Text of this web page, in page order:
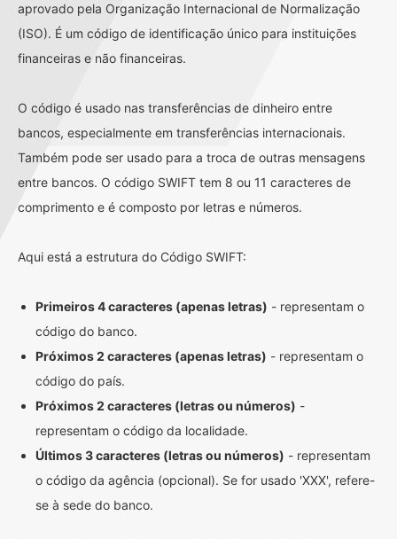
aprovado pela Organização Internacional de Normalização
(ISO). É um código de identificação único para instituições
financeiras e não financeiras.
O código é usado nas transferências de dinheiro entre
bancos, especialmente em transferências internacionais.
Também pode ser usado para a troca de outras mensagens
entre bancos. O código SWIFT tem 8 ou 11 caracteres de
comprimento e é composto por letras e números.
Aqui está a estrutura do Código SWIFT:
Primeiros 4 caracteres (apenas letras) - representam o
código do banco.
Próximos 2 caracteres (apenas letras) - representam o
código do país.
Próximos 2 caracteres (letras ou números) -
representam o código da localidade.
Últimos 3 caracteres (letras ou números) - representam
o código da agência (opcional). Se for usado 'XXX', refere-
se à sede do banco.